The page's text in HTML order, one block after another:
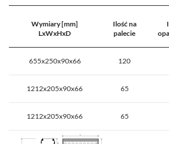
Wymiary [mm]
LxWxHxD
Ilość na
palecie
655x250x90x66 120
1212x205x90x66 65
1212x205x90x66 65